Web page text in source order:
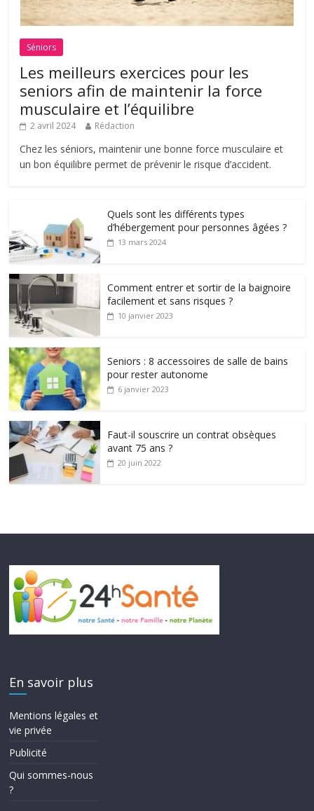
Séniors
Les meilleurs exercices pour les
seniors afin de maintenir la force
musculaire et l’équilibre
2 avril 2024 Rédaction
Chez les séniors, maintenir une bonne force musculaire et
un bon équilibre permet de prévenir le risque d’accident.
Quels sont les différents types
d’hébergement pour personnes âgées ?
13 mars 2024
Comment entrer et sortir de la baignoire
facilement et sans risques ?
10 janvier 2023
Seniors : 8 accessoires de salle de bains
pour rester autonome
6 janvier 2023
Faut-il souscrire un contrat obsèques
avant 75 ans ?
20 juin 2022
En savoir plus
Mentions légales et
vie privée
Publicité
Qui sommes-nous
?